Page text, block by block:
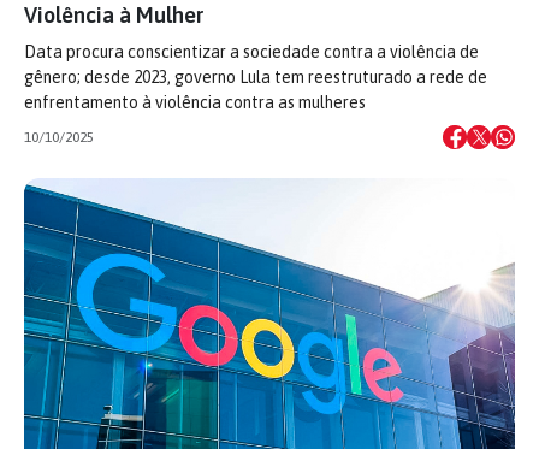
Violência à Mulher
Data procura conscientizar a sociedade contra a violência de
gênero; desde 2023, governo Lula tem reestruturado a rede de
enfrentamento à violência contra as mulheres
10/10/2025